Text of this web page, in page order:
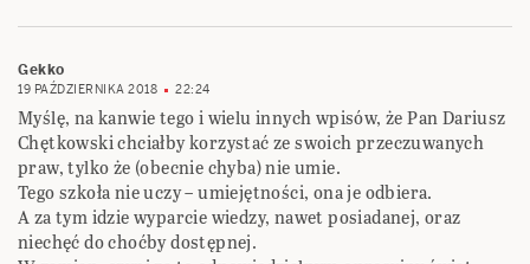
Gekko
19 PAŹDZIERNIKA 2018 22:24
Myślę, na kanwie tego i wielu innych wpisów, że Pan Dariusz
Chętkowski chciałby korzystać ze swoich przeczuwanych
praw, tylko że (obecnie chyba) nie umie.
Tego szkoła nie uczy – umiejętności, ona je odbiera.
A za tym idzie wyparcie wiedzy, nawet posiadanej, oraz
niechęć do choćby dostępnej.